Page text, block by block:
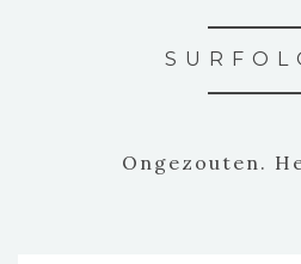
Ongezouten.